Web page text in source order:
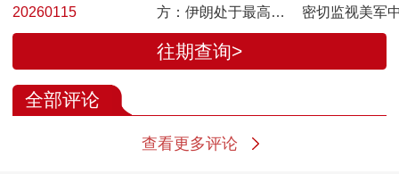
20260115
方：伊朗处于最高战
备状态 将回击敌方来
袭
密切监视美军
地部署情况
往期查询>
全部评论
查看更多评论